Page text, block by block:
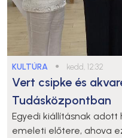
KULTÚRA ● kedd, 12:32
Vert csipke és
Tudásközpontban
Egyedi kiállításnak
emeleti előtere, ahova